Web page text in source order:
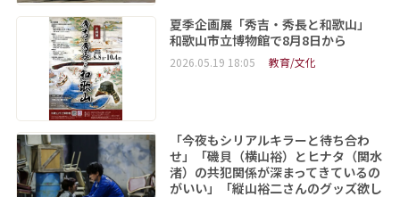
夏季企画展「秀吉・秀長と和歌山」
和歌山市立博物館で8月8日から
2026.05.19 18:05 教育/文化
「今夜もシリアルキラーと待ち合わ
せ」「磯貝（横山裕）とヒナタ（関水
渚）の共犯関係が深まってきているの
がいい」「縦山裕二さんのグッズ欲し